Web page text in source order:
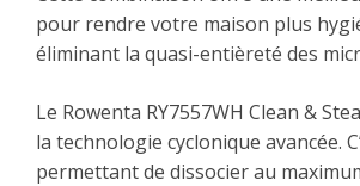
pour rendre votre maison plus
éliminant la quasi-entièreté des
Le Rowenta RY7557WH Clean &
la technologie cyclonique avancée.
permettant de dissocier au